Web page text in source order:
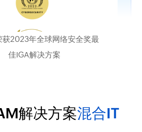
2023年全球网络安全奖最
佳IGA解决方案
解决方案混合IT